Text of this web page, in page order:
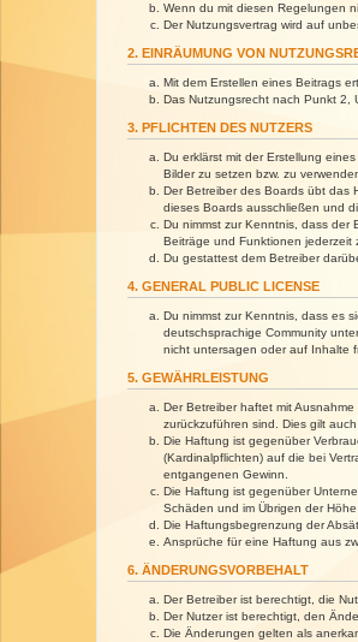
Wenn du mit diesen Regelungen
Der Nutzungsvertrag wird auf
2. EINRÄUMUNG VON
Mit dem Erstellen eines Beitrags
Das Nutzungsrecht nach Punkt 2,
3. PFLICHTEN DES NUTZERS
Du erklärst mit der Erstellung
Bilder zu setzen bzw. zu
Der Betreiber des Boards übt das
dieses Boards ausschließen und
Du nimmst zur Kenntnis, dass der
Beiträge und Funktionen jederzeit
Du gestattest dem Betreiber
4. GENERAL PUBLIC LICENSE
Du nimmst zur Kenntnis, dass es
deutschsprachige Community
nicht untersagen oder auf Inhalte
5. GEWÄHRLEISTUNG
Der Betreiber haftet mit
zurückzuführen sind. Dies gilt
Die Haftung ist gegenüber
(Kardinalpflichten) auf die bei
entgangenen Gewinn.
Die Haftung ist gegenüber
Schäden und im Übrigen der
Die Haftungsbegrenzung der
Ansprüche für eine Haftung aus
6. ÄNDERUNGSVORBEHALT
Der Betreiber ist berechtigt, die
Der Nutzer ist berechtigt, den
Die Änderungen gelten als